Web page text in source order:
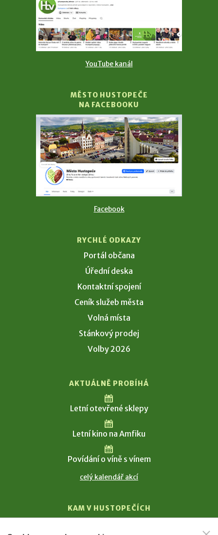
YouTube kanál
MĚSTO HUSTOPEČE
NA FACEBOOKU
Facebook
RYCHLÉ ODKAZY
Portál občana
Úřední deska
Kontaktní spojení
Ceník služeb města
Volná místa
Stánkový prodej
Volby 2026
AKTUÁLNĚ PROBÍHÁ
Letní otevřené sklepy
Letní kino na Amfiku
Povídání o víně s vínem
celý kalendář akcí
KAM V HUSTOPEČÍCH